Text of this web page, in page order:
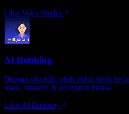
Lihat Voice Studio
AI Dubbing
Dengan satu klik, ubah video Anda ke
suara, intonasi, & kecepatan bicara.
Lihat AI Dubbing